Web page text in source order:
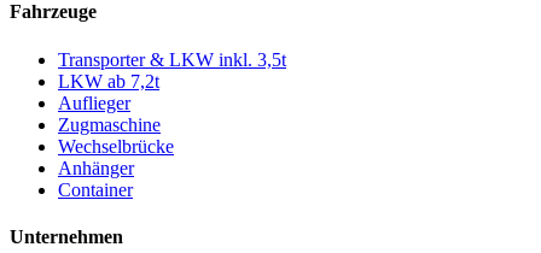
Fahrzeuge
Transporter & LKW inkl. 3,5t
LKW ab 7,2t
Auflieger
Zugmaschine
Wechselbrücke
Anhänger
Container
Unternehmen